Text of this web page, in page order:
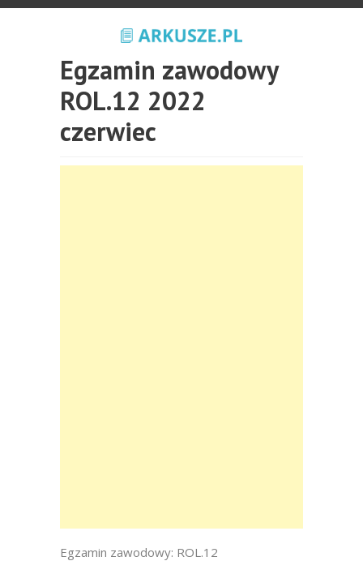
Egzamin zawodowy
ROL.12 2022
czerwiec
Egzamin zawodowy: ROL.12